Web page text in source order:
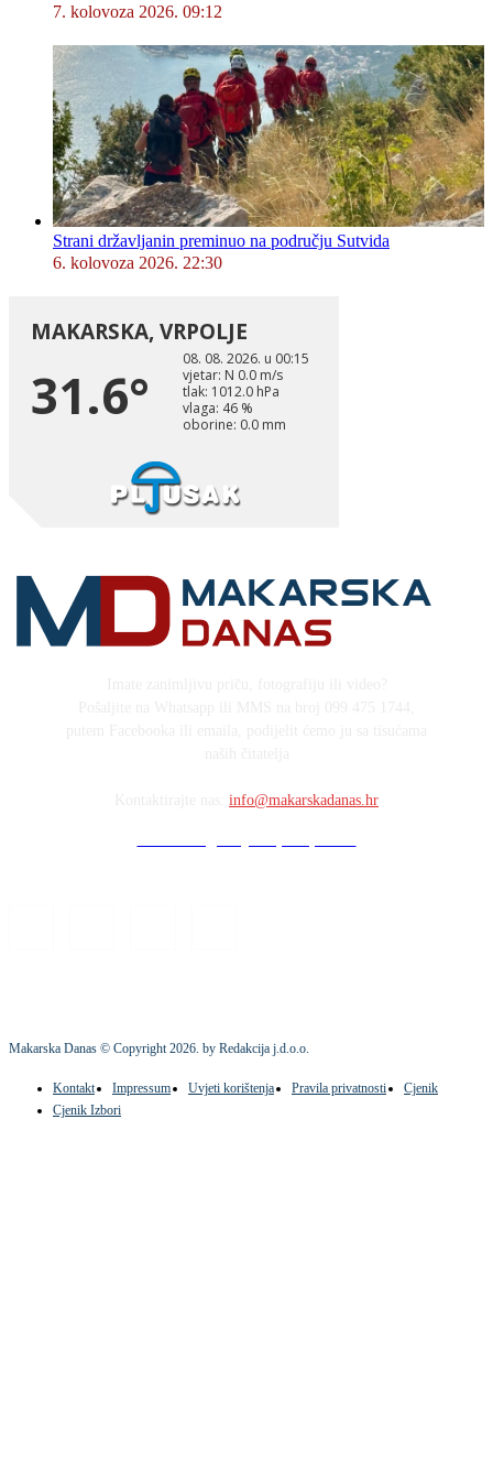
7. kolovoza 2026. 09:12
Strani državljanin preminuo na području Sutvida
6. kolovoza 2026. 22:30
info@makarskadanas.hr
Makarska Danas © Copyright2026. by Redakcija j.d.o.o.
Kontakt Impressum Uvjeti korištenja Pravila privatnosti
Cjenik
Cjenik Izbori